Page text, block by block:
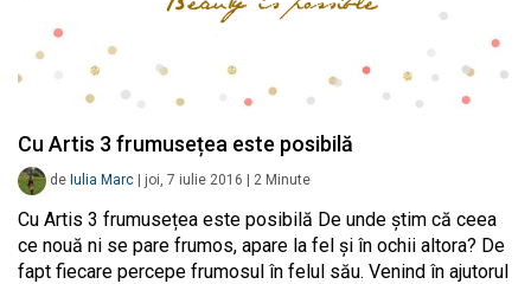
Cu Artis 3 frumusețea este posibilă
de Iulia Marc joi, 7 iulie 2016 2 Minute
Cu Artis 3 frumusețea este posibilă De unde știm că ceea
ce nouă ni se pare frumos, apare la fel și în ochii altora? De
fapt fiecare percepe frumosul în felul său. Venind în ajutorul